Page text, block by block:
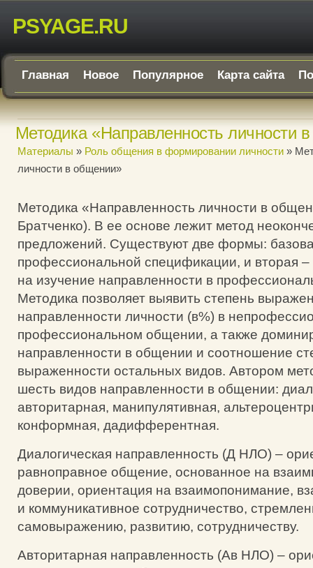
PSYAGE.RU
Главная Новое Популярное Карта сайта
Методика «Направленность личности
Материалы » Роль общения в формировании личности »
личности в общении»
Методика «Направленность личности в
Братченко). В ее основе лежит метод
предложений. Существуют две формы:
профессиональной спецификации, и вторая
на изучение направленности в
Методика позволяет выявить степень
направленности личности (в%) в
профессиональном общении, а также
направленности в общении и соотношение
выраженности остальных видов. Автором
шесть видов направленности в общении:
авторитарная, манипулятивная,
конформная, дадифферентная.
Диалогическая направленность (Д НЛО) –
равноправное общение, основанное на
доверии, ориентация на взаимопонимание,
и коммуникативное сотрудничество,
самовыражению, развитию, сотрудничеству.
Авторитарная направленность (Ав НЛО) –